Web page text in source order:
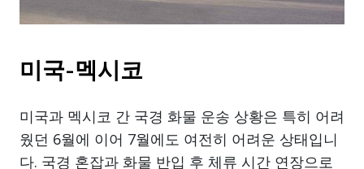
미국-멕시코
미국과 멕시코 간 국경 화물 운송 상황은 특히 어려
웠던 6월에 이어 7월에도 여전히 어려운 상태입니
다. 국경 혼잡과 화물 반입 후 체류 시간 연장으로